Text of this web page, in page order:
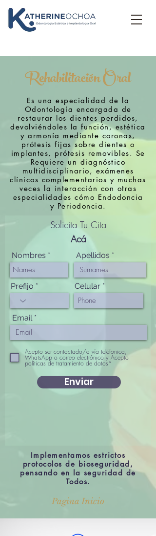
Rehabilitación Oral
Es una especialidad de la
Odontología encargada de
restaurar los dientes perdidos,
devolviéndoles la función, estética
y armonía mediante coronas,
prótesis fijas sobre dientes o
implantes, prótesis removibles. Se
Requiere un diagnóstico
multidisciplinario, exámenes
clínicos complementarios y muchas
veces la interacción con otras
especialidades cómo Endodoncia
y Periodoncia.
Solicita Tu Cita
Acá
Nombres Apellidos
Prefijo Celular
Email
Acepto ser contactado/a vía teléfonica,
WhatsApp o correo electrónico y Acepto
políticas de tratamiento de datos*
Enviar
Implementamos estrictos
protocolos de bioseguridad,
pensando en la seguridad de
Todos.
Pagina Inicio